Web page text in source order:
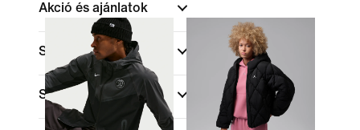
Akció és ajánlatok
Szín
Sportok